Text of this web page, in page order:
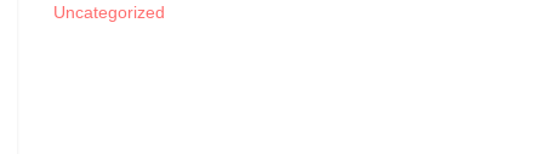
Uncategorized